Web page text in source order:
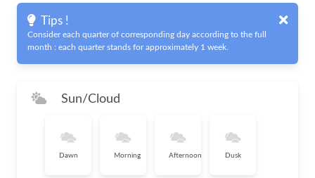
Tips !
Consider each quarter of corresponding day according to the full
month : each quarter stands for approximately 1 week.
Sun/Cloud
Dawn Morning Afternoon Dusk